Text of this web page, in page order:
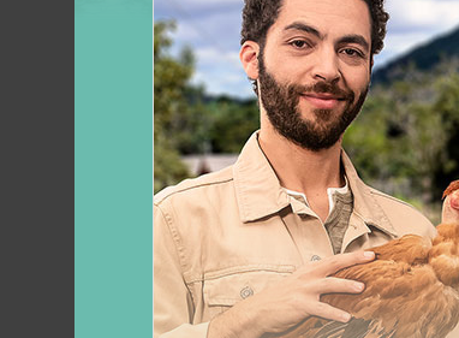
Publié le12 janvier 2025
Les poulets SASSO
et des avantages
clients
Une étude récente au Zimbabwe
souches SASSO Ruby C (C431) et
commerciales pour les poulets de